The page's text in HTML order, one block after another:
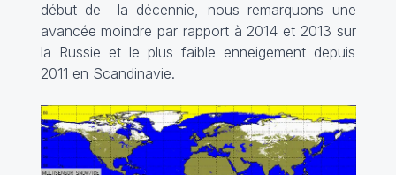
début de la décennie, nous remarquons une
avancée moindre par rapport à 2014 et 2013 sur
la Russie et le plus faible enneigement depuis
2011 en Scandinavie.